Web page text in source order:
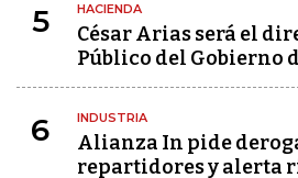
5 HACIENDA
César Arias será el
Público del Gobierno
6 INDUSTRIA
Alianza In pide
repartidores y alerta